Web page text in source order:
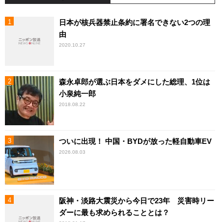
日本が核兵器禁止条約に署名できない2つの理
由
2020.10.27
森永卓郎が選ぶ日本をダメにした総理、1位は
小泉純一郎
2018.08.22
ついに出現！ 中国・BYDが放った軽自動車EV
2026.08.03
阪神・淡路大震災から今日で23年 災害時リー
ダーに最も求められることとは？